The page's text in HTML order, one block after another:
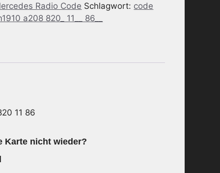
Radio Code Schlagwort: code
a208 820_ 11__ 86__
11 86
Karte nicht wieder?